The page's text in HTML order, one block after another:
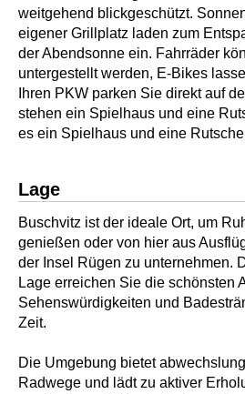
weitgehend blickgeschützt.
eigener Grillplatz laden zum
der Abendsonne ein. Fahrräder
untergestellt werden, E-Bikes
Ihren PKW parken Sie direkt auf
stehen ein Spielhaus und eine
es ein Spielhaus und eine
Lage
Buschvitz ist der ideale Ort, um
genießen oder von hier aus
der Insel Rügen zu unternehmen.
Lage erreichen Sie die schönsten
Sehenswürdigkeiten und
Zeit.
Die Umgebung bietet
Radwege und lädt zu aktiver